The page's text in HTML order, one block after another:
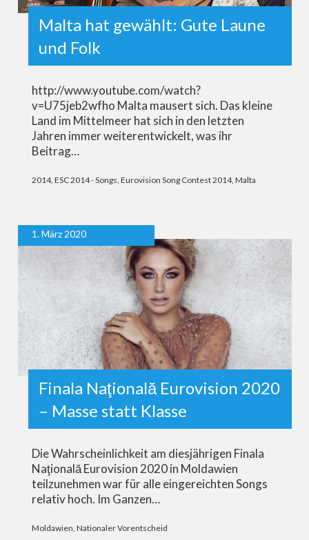
Malta hat gewählt: Gute Laune
und Folk
http://www.youtube.com/watch?
v=U75jeb2wfho Malta mausert sich. Das kleine
Land im Mittelmeer hat sich in den letzten
Jahren immer weiterentwickelt, was ihr
Beitrag…
2014, ESC 2014 - Songs, Eurovision Song Contest 2014, Malta
1. März 2020
Finala Naţională Eurovision 2020
– Masse statt Klasse
Die Wahrscheinlichkeit am diesjährigen Finala
Naţională Eurovision 2020 in Moldawien
teilzunehmen war für alle eingereichten Songs
relativ hoch. Im Ganzen…
Moldawien Nationaler Vorentscheid